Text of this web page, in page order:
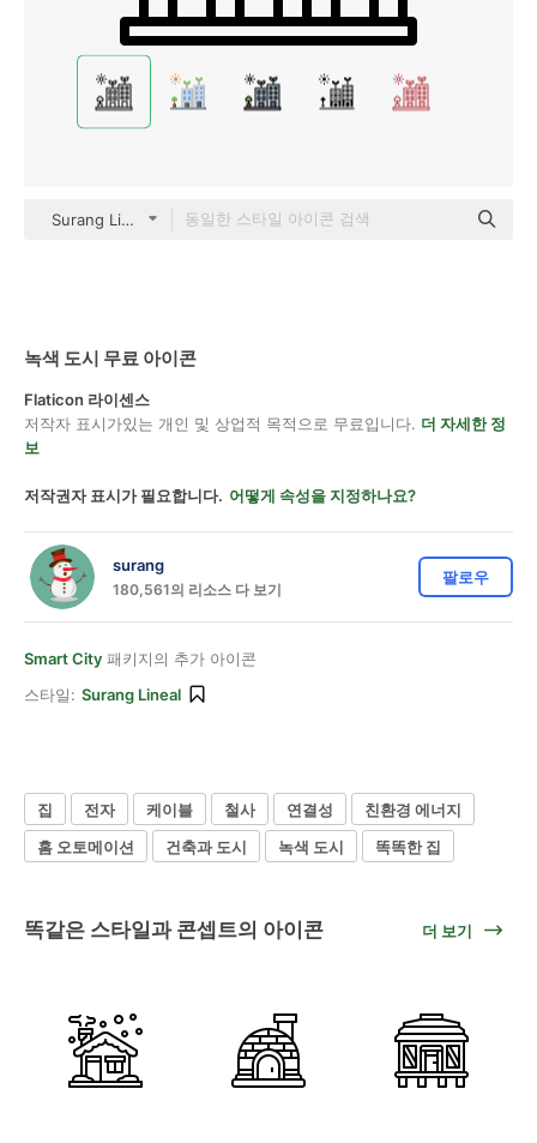
Surang Lineal
녹색 도시 무료 아이콘
Flaticon 라이센스
저작자 표시가있는 개인 및 상업적 목적으로 무료입니다. 더 자세한 정
보
저작권자 표시가 필요합니다. 어떻게 속성을 지정하나요?
surang
180,561의 리소스 다 보기
팔로우
Smart City 패키지의 추가 아이콘
스타일: Surang Lineal
집 전자 케이블 철사 연결성
친환경 에너지
홈 오토메이션
건축과 도시 녹색 도시 똑똑한 집
똑같은 스타일과 콘셉트의 아이콘 더 보기